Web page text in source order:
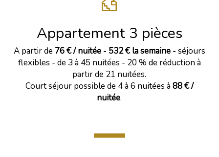
Appartement 3 pièces
A partir de 76 € / nuitée- 532 € la semaine- séjours
flexibles - de 3 à 45 nuitées - 20 % de réduction à
partir de 21 nuitées.
Court séjour possible de 4 à 6 nuitées à88 € /
nuitée.